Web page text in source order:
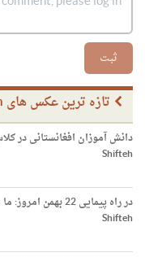
ثبت
تازه ترین عکس های Shifteh
دانش آموزان افغانستانی در
Shifteh
در راه پیمایی 22 بهمن امروز: ما مشتاق گزینه های روی میزیم
Shifteh